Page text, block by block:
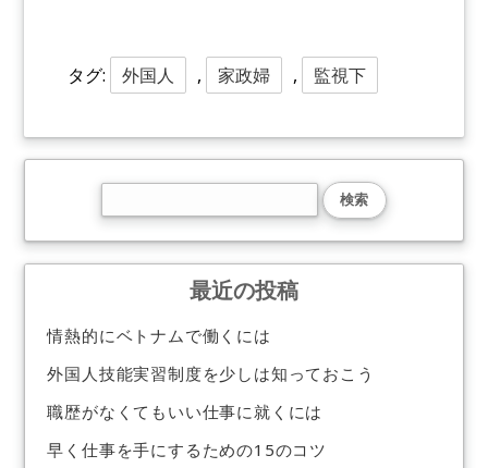
タグ: 外国人 , 家政婦 , 監視下
最近の投稿
情熱的にベトナムで働くには
外国人技能実習制度を少しは知っておこう
職歴がなくてもいい仕事に就くには
早く仕事を手にするための15のコツ